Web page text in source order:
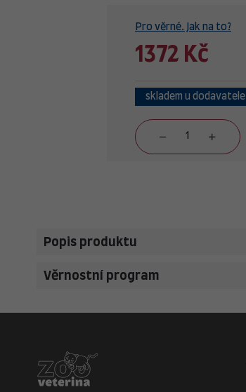
Pro věrné. Jak na to?
1372 Kč
skladem u dodavatele
Popis produktu
Věrnostní program